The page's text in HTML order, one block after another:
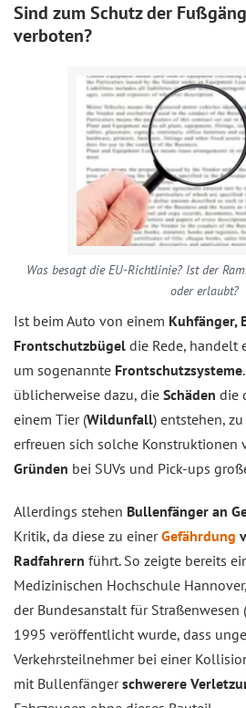
Sind zum Schutz der
verboten?
Was besagt die EU-Richtlinie? Ist der
oder erlaubt?
Ist beim Auto von einem Kuhfänger,
Frontschutzbügel die Rede, handelt
um sogenannte Frontschutzsysteme
üblicherweise dazu, die Schäden die
einem Tier (Wildunfall) entstehen,
erfreuen sich solche Konstruktionen
Gründen bei SUVs und Pick-ups
Allerdings stehen Bullenfänger an
Kritik, da diese zu einerGefährdung
Radfahrern führt. So zeigte bereits
Medizinischen Hochschule
der Bundesanstalt für Straßenwesen
1995 veröffentlicht wurde, dass
Verkehrsteilnehmer bei einer
mit Bullenfängerschwerere